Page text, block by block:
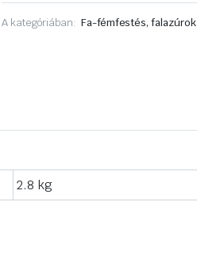
A kategóriában: Fa-fémfestés, falazúrok
2.8 kg